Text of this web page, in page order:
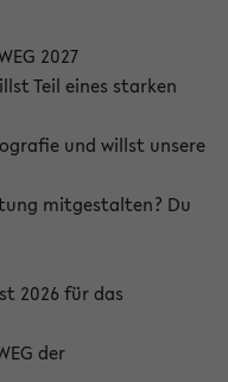
2027
Teil eines starken
und willst unsere
mitgestalten? Du
2026 für das
der